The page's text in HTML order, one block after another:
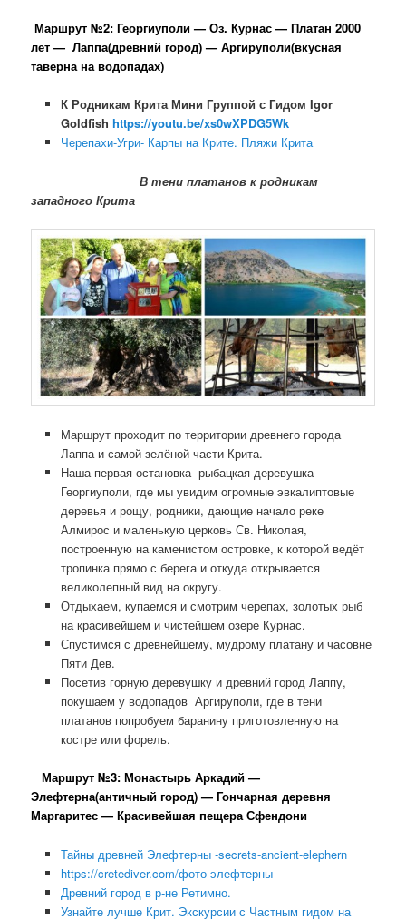
Маршрут №2: Георгиуполи — Оз. Курнас — Платан 2000
лет — Лаппа(древний город) — Аргируполи(вкусная
таверна на водопадах)
К Родникам Крита Мини Группой с Гидом Igor
Goldfish https://youtu.be/xs0wXPDG5Wk
Черепахи-Угри- Карпы на Крите. Пляжи Крита
В тени платанов к родникам
западного Крита
Маршрут проходит по территории древнего города
Лаппа и самой зелёной части Крита.
Наша первая остановка -рыбацкая деревушка
Георгиуполи, где мы увидим огромные эвкалиптовые
деревья и рощу, родники, дающие начало реке
Алмирос и маленькую церковь Св. Николая,
построенную на каменистом островке, к которой ведёт
тропинка прямо с берега и откуда открывается
великолепный вид на округу.
Отдыхаем, купаемся и смотрим черепах, золотых рыб
на красивейшем и чистейшем озере Курнас.
Спустимся с древнейшему, мудрому платану и часовне
Пяти Дев.
Посетив горную деревушку и древний город Лаппу,
покушаем у водопадов Аргируполи, где в тени
платанов попробуем баранину приготовленную на
костре или форель.
Маршрут №3: Монастырь Аркадий —
Элефтерна(античный город) — Гончарная деревня
Маргаритес — Красивейшая пещера Сфендони
Тайны древней Элефтерны -secrets-ancient-elephern
https://cretediver.com/фото элефтерны
Древний город в р-не Ретимно.
Узнайте лучше Крит. Экскурсии с Частным гидом на